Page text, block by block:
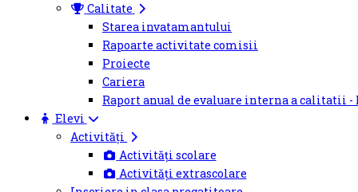
Calitate
Starea invatamantului
Rapoarte activitate comisii
Proiecte
Cariera
Raport anual de evaluare interna a calitatii -
Elevi
Activități
Activități scolare
Activități extrascolare